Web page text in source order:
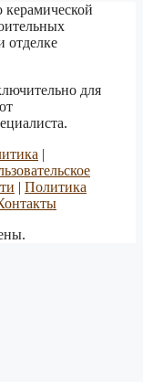
отделке
для
|
| Политика